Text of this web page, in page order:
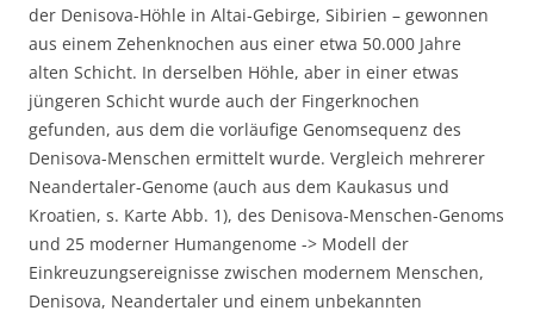
der Denisova-Höhle in Altai-Gebirge, Sibirien – gewonnen
aus einem Zehenknochen aus einer etwa 50.000 Jahre
alten Schicht. In derselben Höhle, aber in einer etwas
jüngeren Schicht wurde auch der Fingerknochen
gefunden, aus dem die vorläufige Genomsequenz des
Denisova-Menschen ermittelt wurde. Vergleich mehrerer
Neandertaler-Genome (auch aus dem Kaukasus und
Kroatien, s. Karte Abb. 1), des Denisova-Menschen-Genoms
und 25 moderner Humangenome -> Modell der
Einkreuzungsereignisse zwischen modernem Menschen,
Denisova, Neandertaler und einem unbekannten